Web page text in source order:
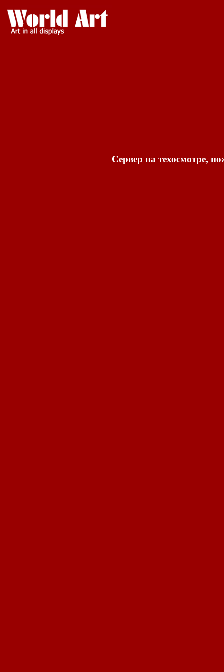
Сервер на техосмотре,